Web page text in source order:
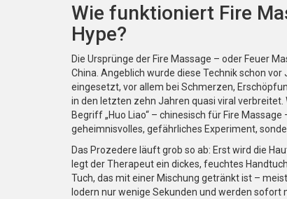
Wie funktioniert Fire
Hype?
Die Ursprünge der Fire Massage – oder Feuer
China. Angeblich wurde diese Technik schon
eingesetzt, vor allem bei Schmerzen,
in den letzten zehn Jahren quasi viral
Begriff „Huo Liao“ – chinesisch für Fire
geheimnisvolles, gefährliches Experiment,
Das Prozedere läuft grob so ab: Erst wird die
legt der Therapeut ein dickes, feuchtes
Tuch, das mit einer Mischung getränkt ist –
lodern nur wenige Sekunden und werden